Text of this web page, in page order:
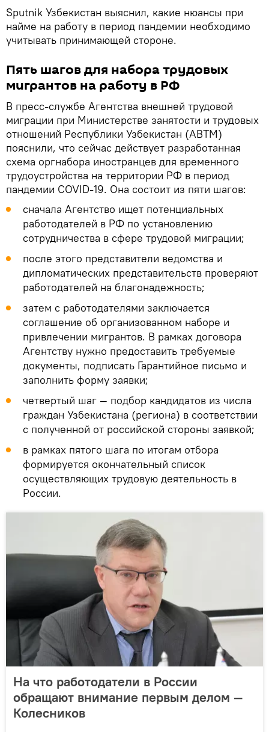
Sputnik Узбекистан выяснил, какие нюансы при
найме на работу в период пандемии необходимо
учитывать принимающей стороне.
Пять шагов для набора трудовых
мигрантов на работу в РФ
В пресс-службе Агентства внешней трудовой
миграции при Министерстве занятости и трудовых
отношений Республики Узбекистан (АВТМ)
пояснили, что сейчас действует разработанная
схема оргнабора иностранцев для временного
трудоустройства на территории РФ в период
пандемии COVID-19. Она состоит из пяти шагов:
сначала Агентство ищет потенциальных
работодателей в РФ по установлению
сотрудничества в сфере трудовой миграции;
после этого представители ведомства и
дипломатических представительств проверяют
работодателей на благонадежность;
затем с работодателями заключается
соглашение об организованном наборе и
привлечении мигрантов. В рамках договора
Агентству нужно предоставить требуемые
документы, подписать Гарантийное письмо и
заполнить форму заявки;
четвертый шаг — подбор кандидатов из числа
граждан Узбекистана (региона) в соответствии
с полученной от российской стороны заявкой;
в рамках пятого шага по итогам отбора
формируется окончательный список
осуществляющих трудовую деятельность в
России.
На что работодатели в России
обращают внимание первым делом —
Колесников